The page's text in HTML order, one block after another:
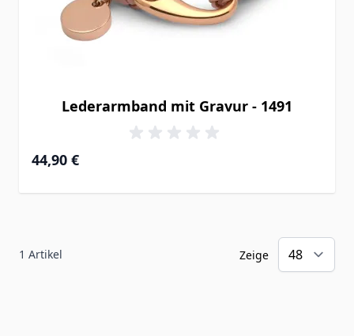
Lederarmband mit Gravur - 1491
44,90 €
1 Artikel Zeige